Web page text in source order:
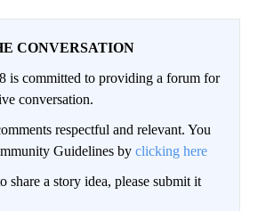
CONVERSATION
is committed to providing a forum for
conversation.
respectful and relevant. You
Guidelines by clicking here
a story idea, please submit it